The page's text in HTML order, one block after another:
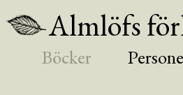
Almlöfs
Böcker